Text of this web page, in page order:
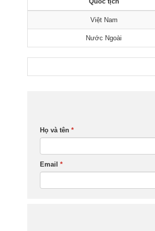
Việt Nam
Nước Ngoài
Họ và tên *
Email *